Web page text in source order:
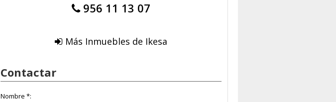
956 11 13 07
Más Inmuebles de Ikesa
Contactar
Nombre *: